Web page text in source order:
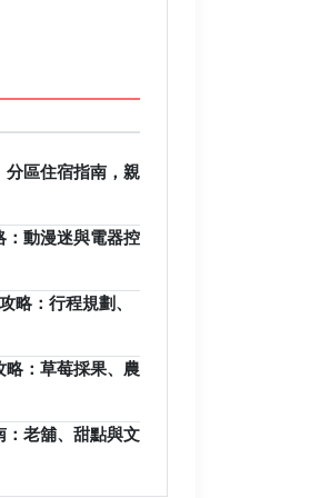
分區住宿指南，親
：動漫迷與電器控
略：行程規劃、
略：草莓採果、農
：老舖、甜點與文